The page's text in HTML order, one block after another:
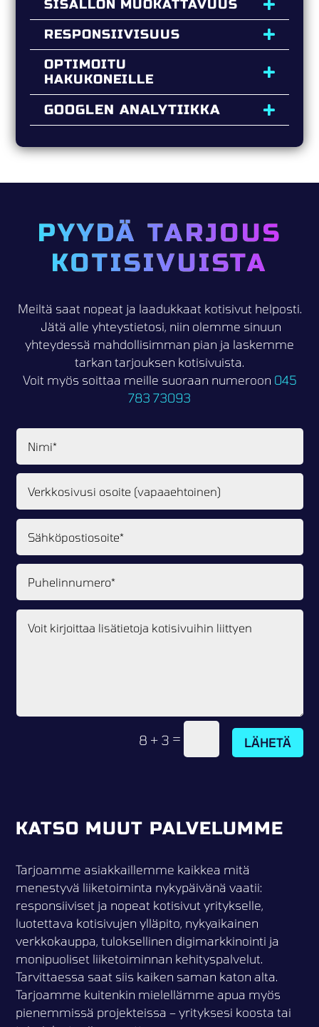
SISÄLLÖN MUOKATTAVUUS
RESPONSIIVISUUS
OPTIMOITU
HAKUKONEILLE
GOOGLEN ANALYTIIKKA
PYYDÄ TARJOUS
KOTISIVUISTA
Meiltä saat nopeat ja laadukkaat kotisivut helposti.
Jätä alle yhteystietosi, niin olemme sinuun
yhteydessä mahdollisimman pian ja laskemme
tarkan tarjouksen kotisivuista.
Voit myös soittaa meille suoraan numeroon 045
783 73093
8 + 3 = LÄHETÄ
KATSO MUUT PALVELUMME
Tarjoamme asiakkaillemme kaikkea mitä
menestyvä liiketoiminta nykypäivänä vaatii:
responsiiviset ja nopeat kotisivut yritykselle,
luotettava kotisivujen ylläpito, nykyaikainen
verkkokauppa, tuloksellinen digimarkkinointi ja
monipuoliset liiketoiminnan kehityspalvelut.
Tarvittaessa saat siis kaiken saman katon alta.
Tarjoamme kuitenkin mielellämme apua myös
pienemmissä projekteissa – yrityksesi koosta tai